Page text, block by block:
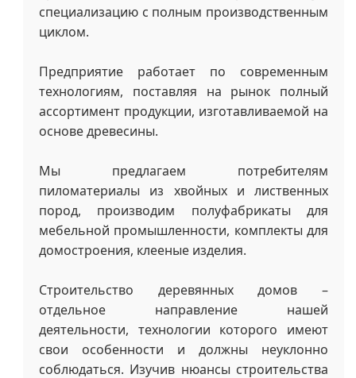
специализацию с полным производственным
циклом.
Предприятие работает по современным
технологиям, поставляя на рынок полный
ассортимент продукции, изготавливаемой на
основе древесины.
Мы предлагаем потребителям
пиломатериалы из хвойных и лиственных
пород, производим полуфабрикаты для
мебельной промышленности, комплекты для
домостроения, клееные изделия.
Строительство деревянных домов –
отдельное направление нашей
деятельности, технологии которого имеют
свои особенности и должны неуклонно
соблюдаться. Изучив нюансы строительства